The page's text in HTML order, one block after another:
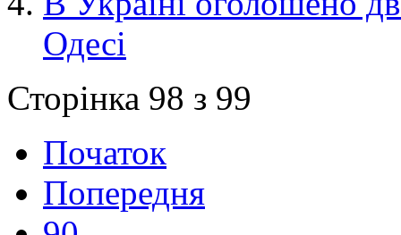
Одесі
Сторінка 98 з 99
Початок
Попередня